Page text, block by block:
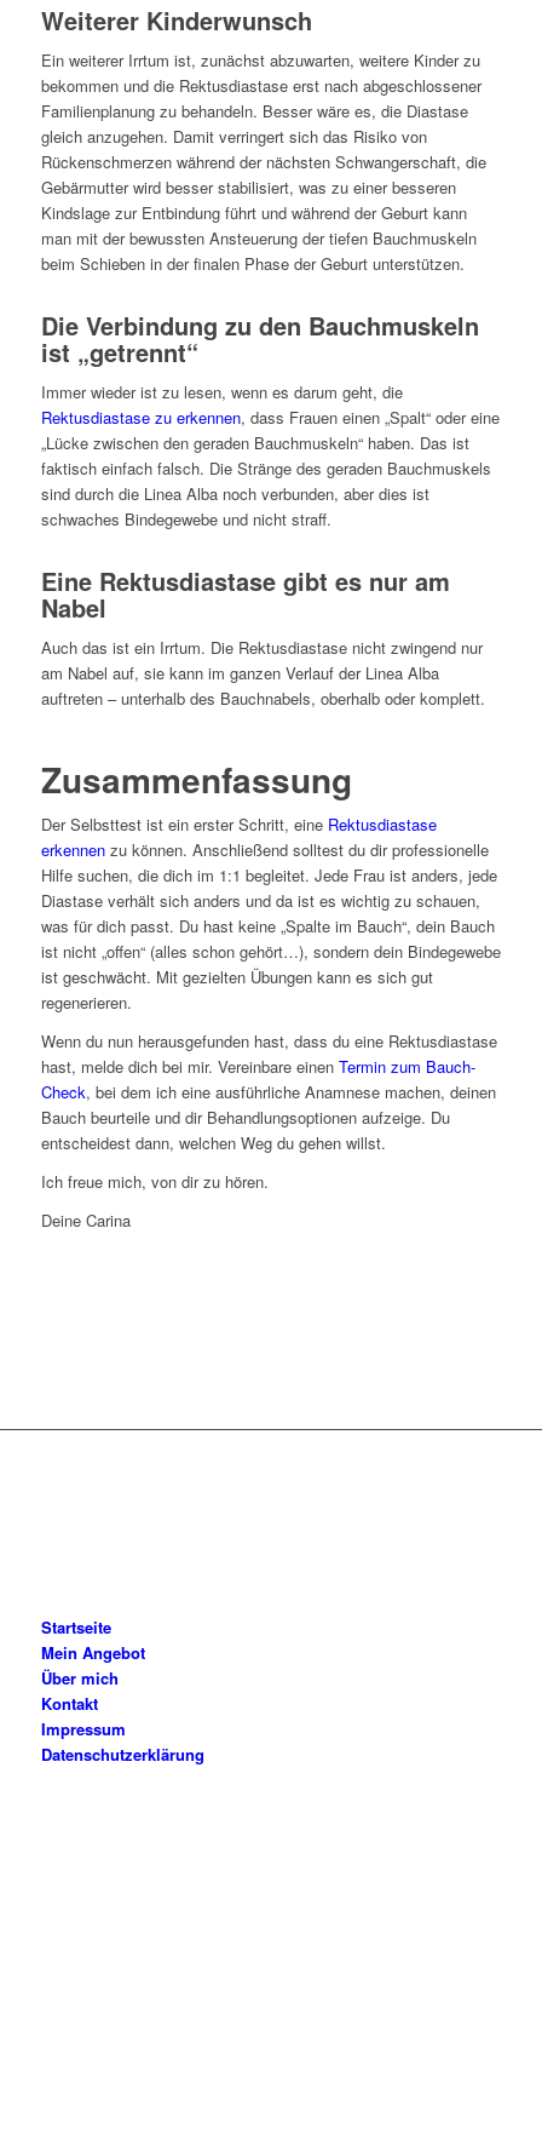
Weiterer Kinderwunsch
Ein weiterer Irrtum ist, zunächst abzuwarten, weitere Kinder zu
bekommen und die Rektusdiastase erst nach abgeschlossener
Familienplanung zu behandeln. Besser wäre es, die Diastase
gleich anzugehen. Damit verringert sich das Risiko von
Rückenschmerzen während der nächsten Schwangerschaft, die
Gebärmutter wird besser stabilisiert, was zu einer besseren
Kindslage zur Entbindung führt und während der Geburt kann
man mit der bewussten Ansteuerung der tiefen Bauchmuskeln
beim Schieben in der finalen Phase der Geburt unterstützen.
Die Verbindung zu den Bauchmuskeln
ist „getrennt“
Immer wieder ist zu lesen, wenn es darum geht, die
Rektusdiastase zu erkennen, dass Frauen einen „Spalt“ oder eine
„Lücke zwischen den geraden Bauchmuskeln“ haben. Das ist
faktisch einfach falsch. Die Stränge des geraden Bauchmuskels
sind durch die Linea Alba noch verbunden, aber dies ist
schwaches Bindegewebe und nicht straff.
Eine Rektusdiastase gibt es nur am
Nabel
Auch das ist ein Irrtum. Die Rektusdiastase nicht zwingend nur
am Nabel auf, sie kann im ganzen Verlauf der Linea Alba
auftreten – unterhalb des Bauchnabels, oberhalb oder komplett.
Zusammenfassung
Der Selbsttest ist ein erster Schritt, eine Rektusdiastase
erkennenzu können. Anschließend solltest du dir professionelle
Hilfe suchen, die dich im 1:1 begleitet. Jede Frau ist anders, jede
Diastase verhält sich anders und da ist es wichtig zu schauen,
was für dich passt. Du hast keine „Spalte im Bauch“, dein Bauch
ist nicht „offen“ (alles schon gehört…), sondern dein Bindegewebe
ist geschwächt. Mit gezielten Übungen kann es sich gut
regenerieren.
Wenn du nun herausgefunden hast, dass du eine Rektusdiastase
hast, melde dich bei mir. Vereinbare einen Termin zum Bauch-
Check, bei dem ich eine ausführliche Anamnese machen, deinen
Bauch beurteile und dir Behandlungsoptionen aufzeige. Du
entscheidest dann, welchen Weg du gehen willst.
Ich freue mich, von dir zu hören.
Deine Carina
Startseite
Mein Angebot
Über mich
Kontakt
Impressum
Datenschutzerklärung